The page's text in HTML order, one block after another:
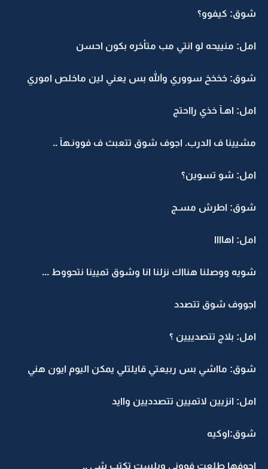
شوق: كيفوو؟
امل: منييحه لو انتي مب متأخره بكون احسن
شوق: خخخخ سووري والله بس يعني لين ماخلص اموري
امل: اهـآ خذي رااحتج
مشيينا ف الدرب. اجوف شوق تتعبث ف فوونـهآ ..
امل: شو تسوين؟
شوق: اطرش مسـج
امل: اهاااا
شويه ووصلنا هنااك نزلنا انا وشوق تميينا نتحووط ...
اجووف شوق تتصدد
امل: بلاج تتصدييين ؟
شوق: مااشي بس ربيعتي قايلتلي يمكن اليوم ايون هني
امل: انزيين لاتميين تتصدديين واايد
شوق:اوكيه
اجوفها طلعت فووني ويلست تكتب شي ..